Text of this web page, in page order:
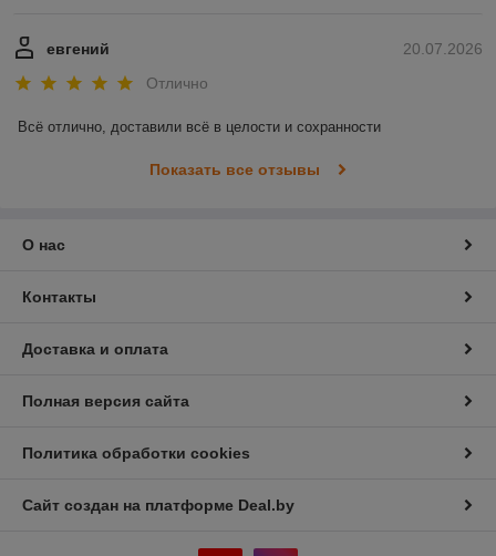
20.07.2026
евгений
Отлично
Всё отлично, доставили всё в целости и сохранности
Показать все отзывы
О нас
Контакты
Доставка и оплата
Полная версия сайта
Политика обработки cookies
Сайт создан на платформе Deal.by